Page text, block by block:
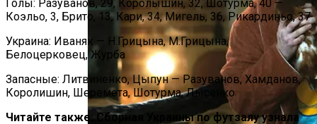
Легковушку: Двое Погибших
Голы: Разуванов, 29, Королышин, 32, Шотурма, 40 —
Коэльо, 3, Брито, 13, Кари, 34, Мигель, 36, Рикардиньо, 37
Украина: Иваняк — Н.Грицына, М.Грицына,
Белоцерковец, Журба
Запасные: Литвиненко, Цыпун — Разуванов, Хамданов,
Королишин, Шеремета, Шотурма, Лысенко
Читайте также: Сборная Украины по футзалу узнала